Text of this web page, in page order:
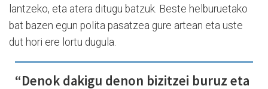
lantzeko, eta atera ditugu batzuk. Beste helburuetako
bat bazen egun polita pasatzea gure artean eta uste
dut hori ere lortu dugula.
“Denok dakigu denon bizitzei buruz eta